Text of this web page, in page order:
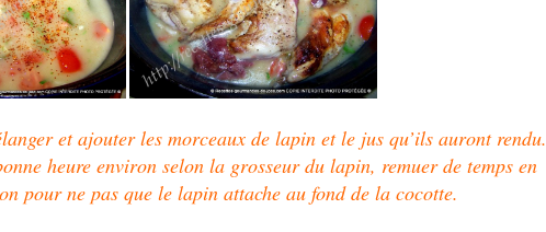
et ajouter les morceaux de lapin et le jus qu’ils auront rendu.
heure environ selon la grosseur du lapin, remuer de temps en
pour ne pas que le lapin attache au fond de la cocotte.